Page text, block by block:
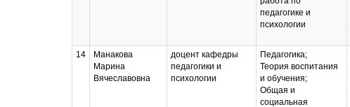
педагогике и
психологии
14
Манакова
Марина
Вячеславовна
доцент кафедры
педагогики и
психологии
Педагогика;
Теория воспитания
и обучения;
Общая и
социальная